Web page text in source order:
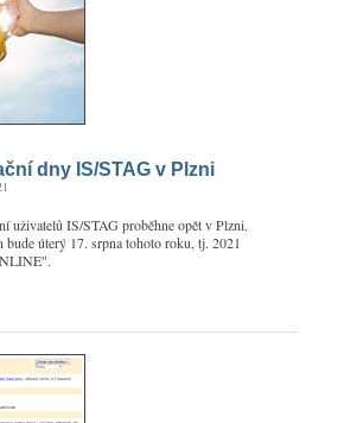
dny IS/STAG v Plzni
uživatelů IS/STAG proběhne opět v Plzni.
úterý 17. srpna tohoto roku, tj. 2021